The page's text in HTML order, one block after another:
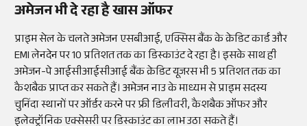
अमेजन भी दे रहा है खास ऑफर
प्राइम सेल के चलते अमेजन एसबीआई, एक्सिस बैंक के क्रेडिट कार्ड और
EMI लेनदेन पर 10 प्रतिशत तक का डिस्काउंट दे रहा है। इसके साथ ही
अमेजन-पे आईसीआईसीआई बैंक क्रेडिट यूजरस भी 5 प्रतिशत तक का
कैशबैक प्राप्त कर सकते हैं। अमेजन नाउ के माध्यम से प्राइम सदस्य
चुनिंदा स्थानों पर ऑर्डर करने पर फ्री डिलीवरी, कैशबैक ऑफर और